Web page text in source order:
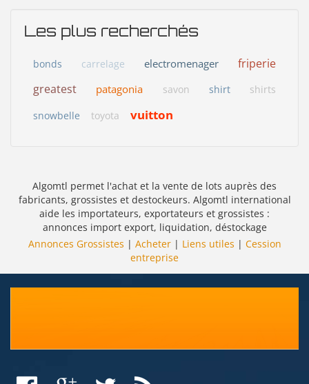
Les plus recherchés
bonds carrelage electromenager
friperie
greatest
patagonia savon shirt
shirts
snowbelle
toyota vuitton
Algomtl permet l'achat et la vente de lots auprès des
fabricants, grossistes et destockeurs. Algomtl international
aide les importateurs, exportateurs et grossistes :
annonces import export, liquidation, déstockage
Annonces Grossistes | Acheter| Liens utiles | Cession
entreprise